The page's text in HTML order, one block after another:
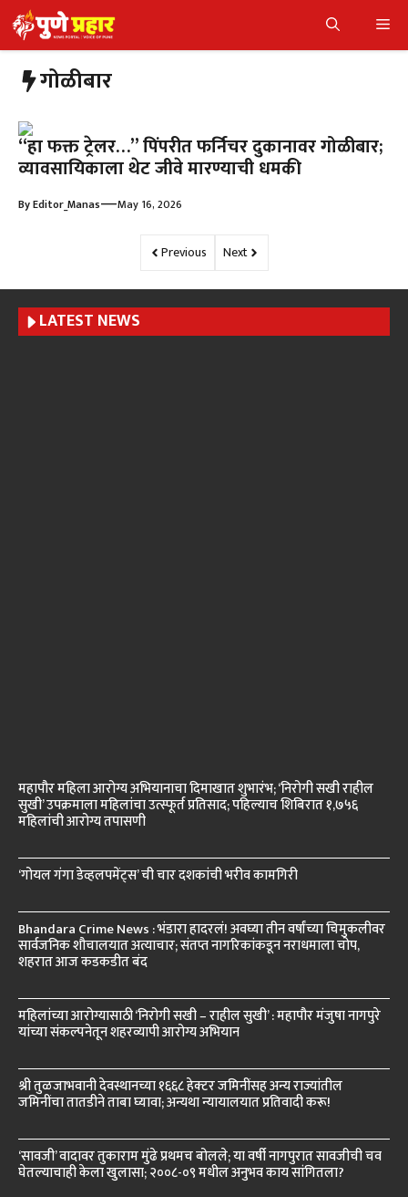
Skip
to
contentगोळीबार
“हा फक्त ट्रेलर…” पिंपरीत फर्निचर दुकानावर गोळीबार;
व्यावसायिकाला थेट जीवे मारण्याची धमकी
ByEditor_Manas—May 16, 2026
Previous Next
LATEST NEWS
महापौर महिला आरोग्य अभियानाचा दिमाखात शुभारंभ; ‘निरोगी सखी राहील
सुखी’ उपक्रमाला महिलांचा उत्स्फूर्त प्रतिसाद; पहिल्याच शिबिरात १,७५६
महिलांची आरोग्य तपासणी
‘गोयल गंगा डेव्हलपमेंट्स’ ची चार दशकांची भरीव कामगिरी
Bhandara Crime News : भंडारा हादरलं! अवघ्या तीन वर्षांच्या चिमुकलीवर
सार्वजनिक शौचालयात अत्याचार; संतप्त नागरिकांकडून नराधमाला चोप,
शहरात आज कडकडीत बंद
महिलांच्या आरोग्यासाठी ‘निरोगी सखी – राहील सुखी’ : महापौर मंजुषा नागपुरे
यांच्या संकल्पनेतून शहरव्यापी आरोग्य अभियान
श्री तुळजाभवानी देवस्थानच्या १६६८ हेक्टर जमिनींसह अन्य राज्यांतील
जमिनींचा तातडीने ताबा घ्यावा; अन्यथा न्यायालयात प्रतिवादी करू!
‘सावजी’ वादावर तुकाराम मुंढे प्रथमच बोलले; या वर्षी नागपुरात सावजीची चव
घेतल्याचाही केला खुलासा; २००८-०९ मधील अनुभव काय सांगितला?